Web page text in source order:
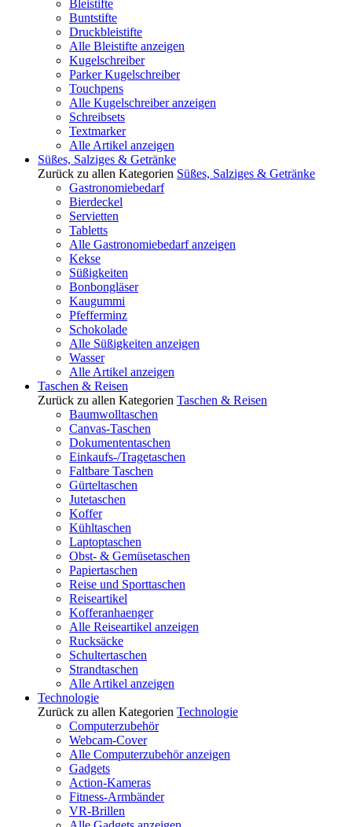
Bleistifte
Buntstifte
Druckbleistifte
Alle Bleistifte anzeigen
Kugelschreiber
Parker Kugelschreiber
Touchpens
Alle Kugelschreiber anzeigen
Schreibsets
Textmarker
Alle Artikel anzeigen
Süßes, Salziges & Getränke
Zurück zu allen Kategorien Süßes, Salziges & Getränke
Gastronomiebedarf
Bierdeckel
Servietten
Tabletts
Alle Gastronomiebedarf anzeigen
Kekse
Süßigkeiten
Bonbongläser
Kaugummi
Pfefferminz
Schokolade
Alle Süßigkeiten anzeigen
Wasser
Alle Artikel anzeigen
Taschen & Reisen
Zurück zu allen Kategorien Taschen & Reisen
Baumwolltaschen
Canvas-Taschen
Dokumententaschen
Einkaufs-/Tragetaschen
Faltbare Taschen
Gürteltaschen
Jutetaschen
Koffer
Kühltaschen
Laptoptaschen
Obst- & Gemüsetaschen
Papiertaschen
Reise und Sporttaschen
Reiseartikel
Kofferanhaenger
Alle Reiseartikel anzeigen
Rucksäcke
Schultertaschen
Strandtaschen
Alle Artikel anzeigen
Technologie
Zurück zu allen Kategorien Technologie
Computerzubehör
Webcam-Cover
Alle Computerzubehör anzeigen
Gadgets
Action-Kameras
Fitness-Armbänder
VR-Brillen